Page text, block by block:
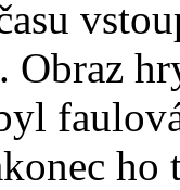
Obraz